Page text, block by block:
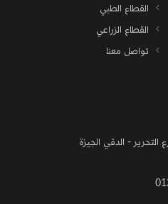
القطاع الطبي
القطاع الزراعي
تواصل معنا